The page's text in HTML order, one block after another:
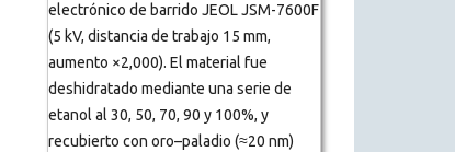
electrónico de barrido JEOL JSM-7600F
(5 kV, distancia de trabajo 15 mm,
aumento ×2,000). El material fue
deshidratado mediante una serie de
etanol al 30, 50, 70, 90 y 100%, y
recubierto con oro–paladio (≈20 nm)